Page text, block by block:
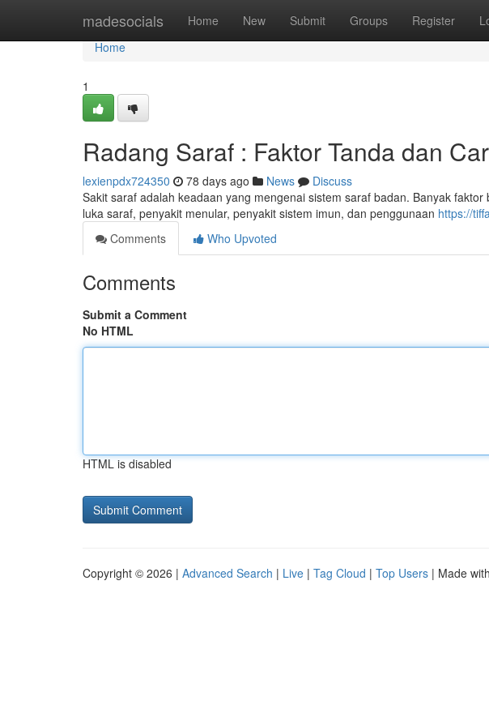
madesocials Home New Submit Groups Register
Home
Home
1
Radang Saraf : Faktor Tanda dan
lexienpdx724350 78 days ago News
Discuss
Sakit saraf adalah keadaan yang mengenai sistem saraf badan. Banyak
luka saraf, penyakit menular, penyakit sistem imun, dan penggunaan https://
Comments
Who Upvoted
Comments
Submit a Comment
No HTML
HTML is disabled
Copyright © 2026 | Advanced Search | Live | Tag Cloud | Top Users | Made with